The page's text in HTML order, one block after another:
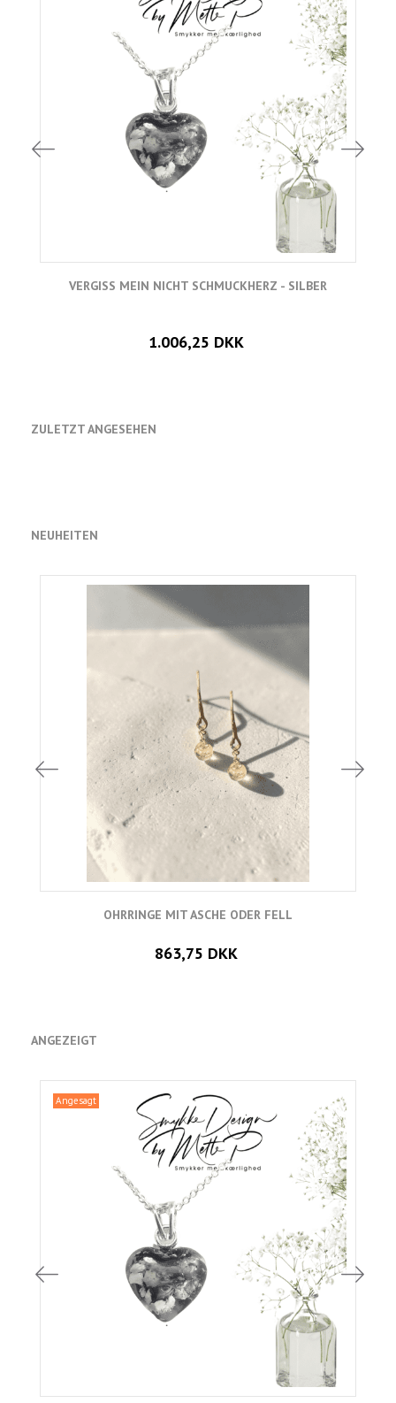
VERGISS MEIN NICHT SCHMUCKHERZ - SILBER
1.006,25 DKK
ZULETZT ANGESEHEN
NEUHEITEN
OHRRINGE MIT ASCHE ODER FELL
863,75 DKK
ANGEZEIGT
Angesagt